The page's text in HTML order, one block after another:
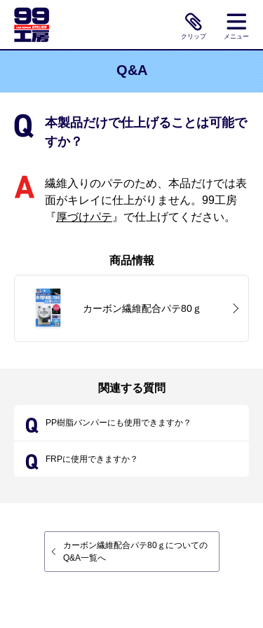
クリップ メニュー
Q&A
本製品だけで仕上げることは可能で
すか？
繊維入りのパテのため、本品だけでは表
面がキレイに仕上がりません。99工房
『厚づけパテ 』で仕上げてください。
商品情報
カーボン繊維配合パテ80ｇ
関連する質問
PP樹脂バンパーにも使用できますか？
FRPに使用できますか？
カーボン繊維配合パテ80ｇについての
Q&A一覧へ